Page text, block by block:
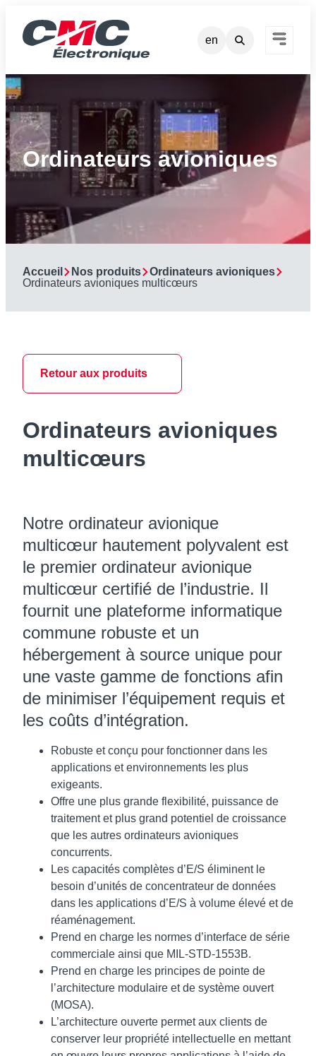
contenu
en
Ordinateurs avioniques
Accueil Nos produits
Ordinateurs avioniques
Ordinateurs avioniques multicœurs
Retour aux produits
Ordinateurs avioniques
multicœurs
Notre ordinateur avionique
multicœur hautement polyvalent est
le premier ordinateur avionique
multicœur certifié de l’industrie. Il
fournit une plateforme informatique
commune robuste et un
hébergement à source unique pour
une vaste gamme de fonctions afin
de minimiser l’équipement requis et
les coûts d’intégration.
Robuste et conçu pour fonctionner dans les
applications et environnements les plus
exigeants.
Offre une plus grande flexibilité, puissance de
traitement et plus grand potentiel de croissance
que les autres ordinateurs avioniques
concurrents.
Les capacités complètes d’E/S éliminent le
besoin d’unités de concentrateur de données
dans les applications d’E/S à volume élevé et de
réaménagement.
Prend en charge les normes d’interface de série
commerciale ainsi que MIL-STD-1553B.
Prend en charge les principes de pointe de
l’architecture modulaire et de système ouvert
(MOSA).
L’architecture ouverte permet aux clients de
conserver leur propriété intellectuelle en mettant